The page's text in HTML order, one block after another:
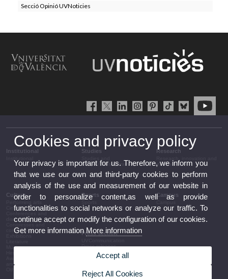
Secció Opinió UVNoticies
Institutional Studies
complementary training
Research
transfer
Culture
Cinema
discussion
conferences
Music
announcements
Sports Campus
Press section
Press releases
Government agenda
Governance
Corporative information
Cookies and privacy policy
Your privacy is important for us. Therefore, we inform you
that we use our own and third-party cookies to perform
analysis of the use and measurement of our website in
order to personalize content,as well as provide
functionalities to social networks or analyze our traffic. To
continue accept or modify the configuration of our cookies.
Get more informationMore information
Accept all
Reject All Cookies